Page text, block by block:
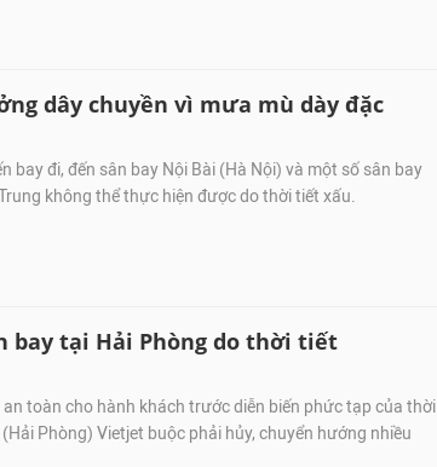
dây chuyền vì mưa mù dày đặc
bay đi, đến sân bay Nội Bài (Hà Nội) và một số sân bay
không thể thực hiện được do thời tiết xấu.
bay tại Hải Phòng do thời tiết
an toàn cho hành khách trước diễn biến phức tạp của thời
Phòng) Vietjet buộc phải hủy, chuyển hướng nhiều